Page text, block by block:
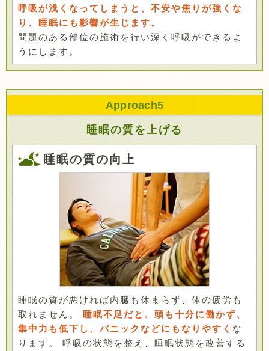
呼吸が浅くなってしまうと、不安や焦りが強くな
り、睡眠にも影響が生じます。
問題のある部位の施術を行い深く呼吸ができるよ
うにします。
Approach5
睡眠の質を上げる
睡眠の質の向上
睡眠の質が悪ければ内臓も休まらず、体の疲労も
取れません。
睡眠不足だと、頭も十分に働かず、
集中力も低下し、パニックなどにもなりやすく な
ります。 呼吸の状態を整え、睡眠状態を改善する